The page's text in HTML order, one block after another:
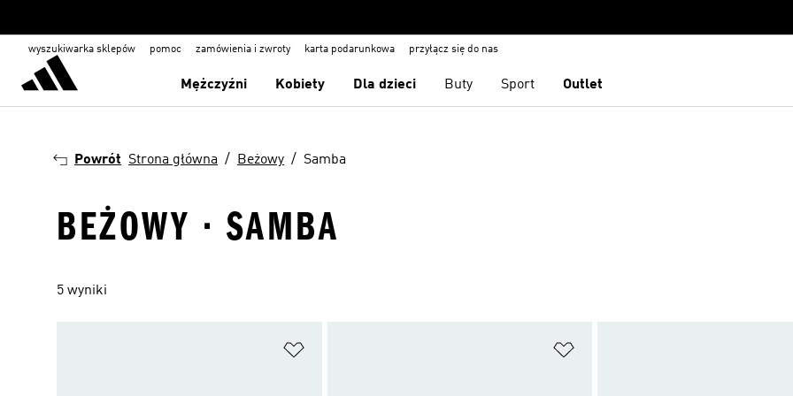
wyszukiwarka sklepów pomoc zamówienia i zwroty karta podarunkowa przyłącz się do nas
Mężczyźni Kobiety Dla dzieci Buty Sport Outlet
Powrót Strona główna Beżowy Samba
BEŻOWY · SAMBA
5 wyniki